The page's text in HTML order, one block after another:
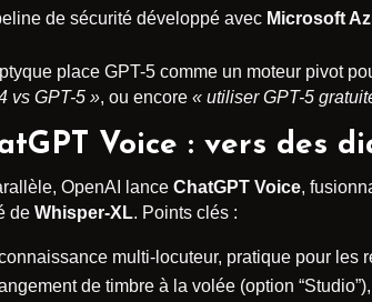
de sécurité développé avec Microsoft
place GPT-5 comme un moteur pivot
vs GPT-5 », ou encore « utiliser GPT-5
Voice : vers des
OpenAI lance ChatGPT Voice,
de Whisper-XL. Points clés :
multi-locuteur, pratique pour les
de timbre à la volée (option